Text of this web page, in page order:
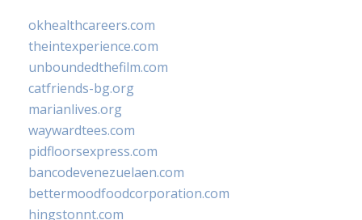
okhealthcareers.com
theintexperience.com
unboundedthefilm.com
catfriends-bg.org
marianlives.org
waywardtees.com
pidfloorsexpress.com
bancodevenezuelaen.com
bettermoodfoodcorporation.com
hingstonnt.com